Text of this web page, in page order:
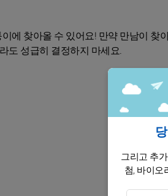
에 찾아올 수 있어요! 만약 만남이 찾
도 성급히 결정하지 마세요.
그리고 추
첨, 바이오